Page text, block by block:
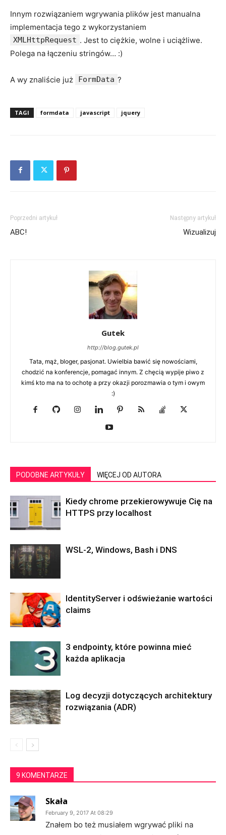
Innym rozwiązaniem wgrywania plików jest manualna
implementacja tego z wykorzystaniem
XMLHttpRequest . Jest to ciężkie, wolne i uciążliwe.
Polega na łączeniu stringów… :)
A wy znaliście już FormData ?
TAGI formdata javascript jquery
Poprzedni artykuł
ABC!
Następny artykuł
Wizualizuj
Gutek
http://blog.gutek.pl
Tata, mąż, bloger, pasjonat. Uwielbia bawić się nowościami,
chodzić na konferencje, pomagać innym. Z chęcią wypije piwo z
kimś kto ma na to ochotę a przy okazji porozmawia o tym i owym
:)
PODOBNE ARTYKUŁY WIĘCEJ OD AUTORA
Kiedy chrome przekierowywuje Cię na
HTTPS przy localhost
WSL-2, Windows, Bash i DNS
IdentityServer i odświeżanie wartości
claims
3 endpointy, które powinna mieć
każda aplikacja
Log decyzji dotyczących architektury
rozwiązania (ADR)
9 KOMENTARZE
Skała
February 9, 2017 At 08:29
Znałem bo też musiałem wgrywać pliki na